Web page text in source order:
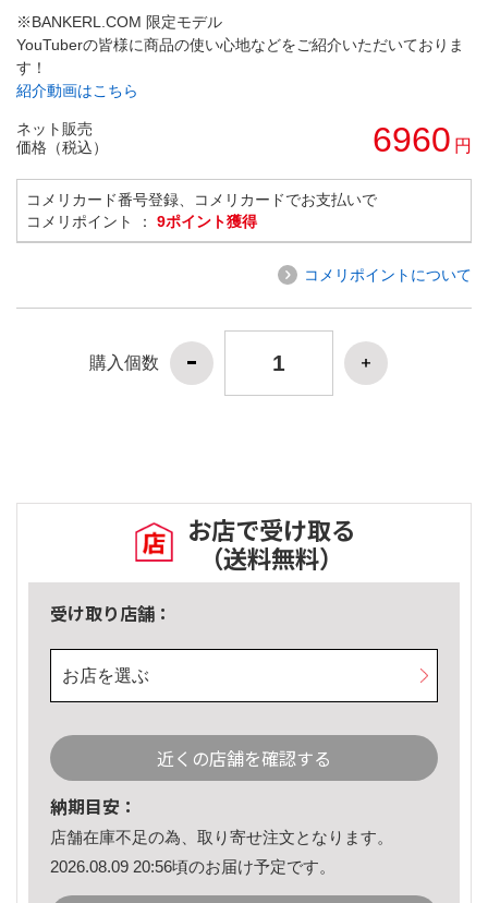
※BANKERL.COM 限定モデル
YouTuberの皆様に商品の使い心地などをご紹介いただいておりま
す！
紹介動画はこちら
ネット販売
価格（税込）
6960 円
コメリカード番号登録、コメリカードでお支払いで
コメリポイント ： 9ポイント獲得
コメリポイントについて
購入個数
お店で受け取る
（送料無料）
受け取り店舗：
お店を選ぶ
近くの店舗を確認する
納期目安：
店舗在庫不足の為、取り寄せ注文となります。
2026.08.09 20:56頃のお届け予定です。